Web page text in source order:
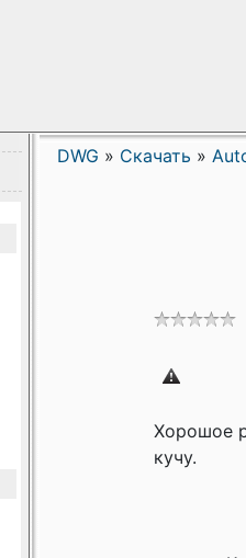
DWG » Скачать »
Хорошое
кучу.